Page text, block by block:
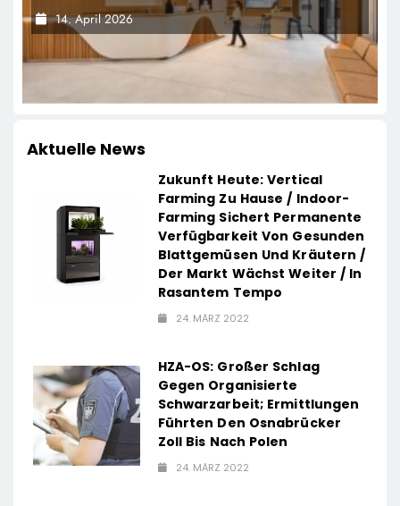
unter Sparvorbehalt geraten
14. April 2026
Aktuelle News
Zukunft Heute: Vertical
Farming Zu Hause / Indoor-
Farming Sichert Permanente
Verfügbarkeit Von Gesunden
Blattgemüsen Und Kräutern /
Der Markt Wächst Weiter / In
Rasantem Tempo
24. MÄRZ 2022
HZA-OS: Großer Schlag
Gegen Organisierte
Schwarzarbeit; Ermittlungen
Führten Den Osnabrücker
Zoll Bis Nach Polen
24. MÄRZ 2022